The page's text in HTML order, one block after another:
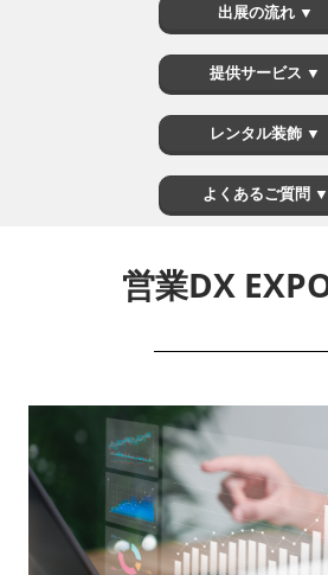
出展の流れ ▼
提供サービス ▼
レンタル装飾 ▼
よくあるご質問 ▼
営業DX